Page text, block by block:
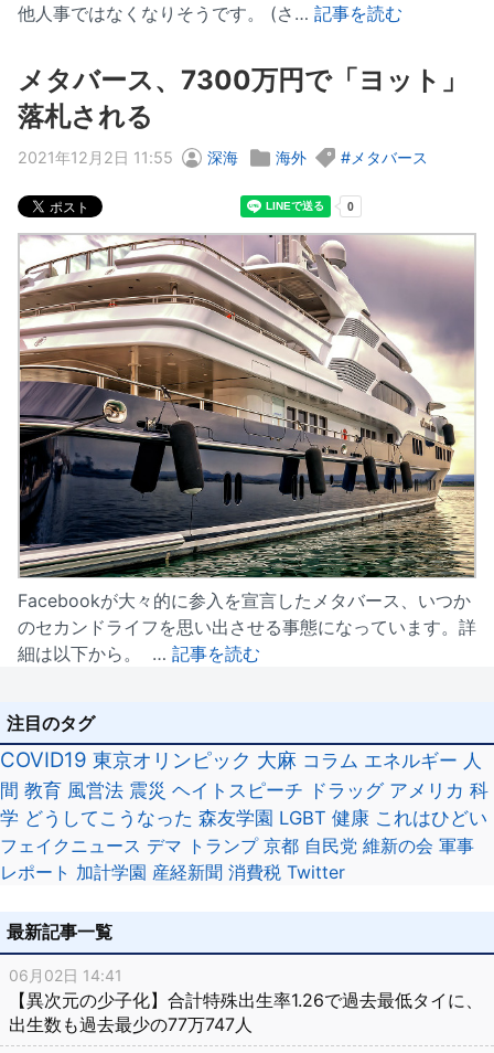
他人事ではなくなりそうです。 (さ… 記事を読む
メタバース、7300万円で「ヨット」
落札される
2021年12月2日 11:55 深海 海外 メタバース
Facebookが大々的に参入を宣言したメタバース、いつか
のセカンドライフを思い出させる事態になっています。詳
細は以下から。 … 記事を読む
注目のタグ
COVID19 東京オリンピック 大麻 コラム エネルギー 人
間 教育 風営法 震災 ヘイトスピーチ ドラッグ アメリカ 科
学 どうしてこうなった 森友学園 LGBT 健康 これはひどい
フェイクニュース デマ トランプ 京都 自民党 維新の会 軍事
レポート 加計学園 産経新聞 消費税 Twitter
最新記事一覧
06月02日 14:41
【異次元の少子化】合計特殊出生率1.26で過去最低タイに、
出生数も過去最少の77万747人